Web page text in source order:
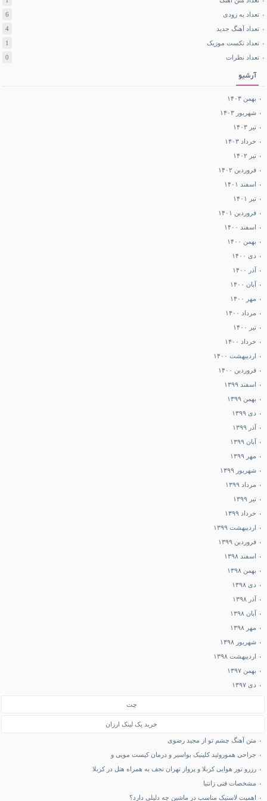
تعداد به زودی
6
تعداد آهنگ جدید
4
تعداد تکست موزیک
1
تعداد نظرات
0
آرشیو
بهمن ۱۴۰۳
شهریور ۱۴۰۳
تیر ۱۴۰۳
خرداد ۱۴۰۳
تیر ۱۴۰۲
فروردین ۱۴۰۲
اسفند ۱۴۰۱
تیر ۱۴۰۱
فروردین ۱۴۰۱
اسفند ۱۴۰۰
بهمن ۱۴۰۰
دی ۱۴۰۰
آذر ۱۴۰۰
آبان ۱۴۰۰
مهر ۱۴۰۰
مرداد ۱۴۰۰
تیر ۱۴۰۰
خرداد ۱۴۰۰
اردیبهشت ۱۴۰۰
فروردین ۱۴۰۰
اسفند ۱۳۹۹
بهمن ۱۳۹۹
دی ۱۳۹۹
آذر ۱۳۹۹
آبان ۱۳۹۹
مهر ۱۳۹۹
شهریور ۱۳۹۹
مرداد ۱۳۹۹
تیر ۱۳۹۹
خرداد ۱۳۹۹
اردیبهشت ۱۳۹۹
فروردین ۱۳۹۹
اسفند ۱۳۹۸
بهمن ۱۳۹۸
دی ۱۳۹۸
آذر ۱۳۹۸
آبان ۱۳۹۸
مهر ۱۳۹۸
شهریور ۱۳۹۸
اردیبهشت ۱۳۹۸
بهمن ۱۳۹۷
دی ۱۳۹۷
چت
خرید بک لینک ارزان
متن آهنگ چشم تو از مجید رضوی
جراحی هموروئید کلینیک بواسیر و درمان کیست مویی و
رزرو تور هوایی کربلا و پرواز تهران نجف به همراه هتل در کربلا
مشخصات فنی زانتیا
اهمیت لاستیک مناسب در ماشین چه دلیلی دارد؟